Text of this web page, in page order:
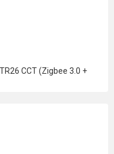
CCT (Zigbee 3.0 +